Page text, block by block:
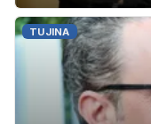
TUJINA